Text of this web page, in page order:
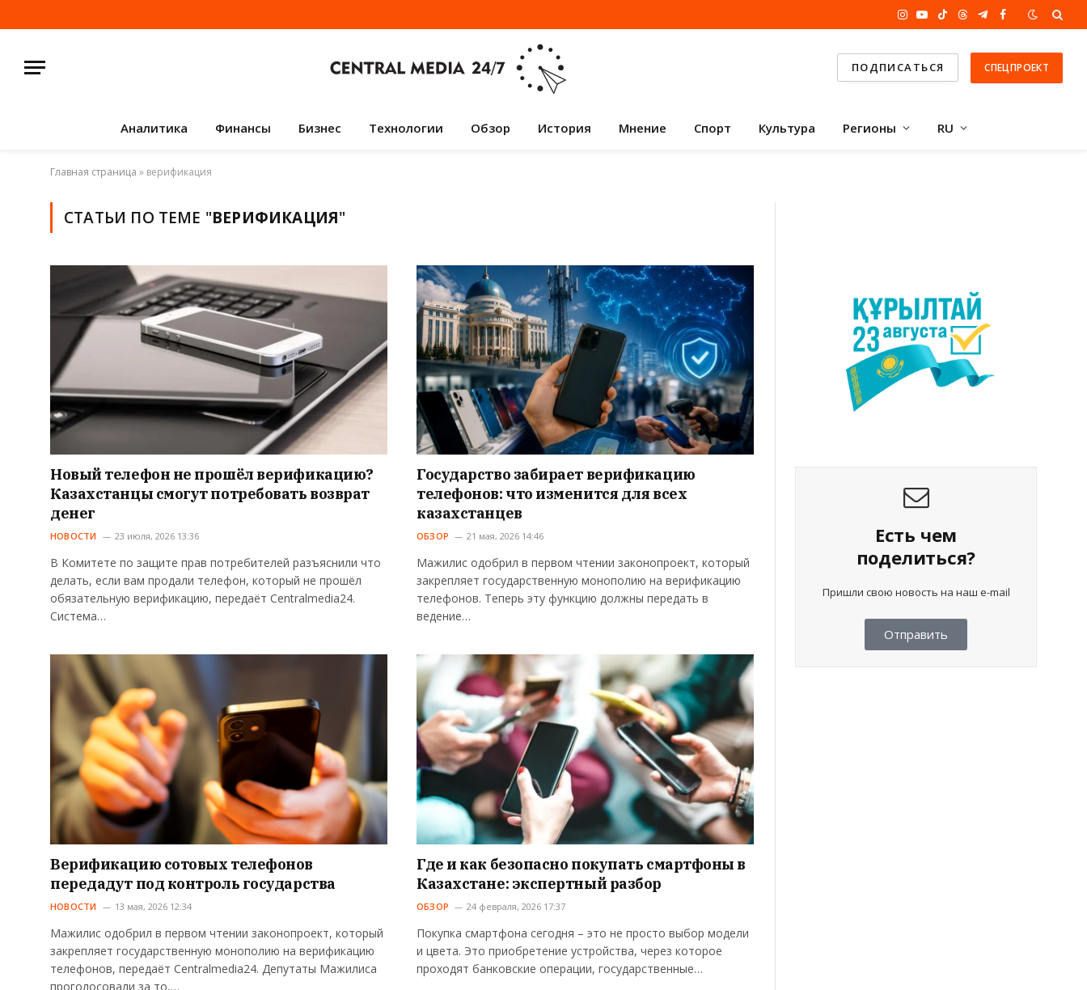
Instagram
YouTube
TikTokThreadsTelegram
Facebook
ПОДПИСАТЬСЯ СПЕЦПРОЕКТ
Аналитика Финансы Бизнес Технологии Обзор История Мнение Спорт Культура Регионы RU
Главная страница » верификация
СТАТЬИ ПО ТЕМЕ "ВЕРИФИКАЦИЯ"
Новый телефон не прошёл верификацию?
Казахстанцы смогут потребовать возврат
денег
НОВОСТИ 23 июля, 2026 13:36
В Комитете по защите прав потребителей разъяснили что
делать, если вам продали телефон, который не прошёл
обязательную верификацию, передаёт Centralmedia24.
Система…
Государство забирает верификацию
телефонов: что изменится для всех
казахстанцев
ОБЗОР 21 мая, 2026 14:46
Мажилис одобрил в первом чтении законопроект, который
закрепляет государственную монополию на верификацию
телефонов. Теперь эту функцию должны передать в
ведение…
Верификацию сотовых телефонов
передадут под контроль государства
НОВОСТИ 13 мая, 2026 12:34
Мажилис одобрил в первом чтении законопроект, который
закрепляет государственную монополию на верификацию
телефонов, передаёт Centralmedia24. Депутаты Мажилиса
проголосовали за то,…
Где и как безопасно покупать смартфоны в
Казахстане: экспертный разбор
ОБЗОР 24 февраля, 2026 17:37
Покупка смартфона сегодня – это не просто выбор модели
и цвета. Это приобретение устройства, через которое
проходят банковские операции, государственные…
Есть чем
поделиться?
Пришли свою новость на наш e-mail
Отправить